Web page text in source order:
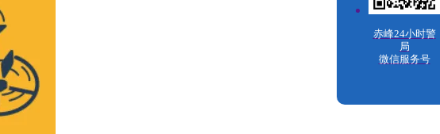
赤峰24小时警
局
微信服务号